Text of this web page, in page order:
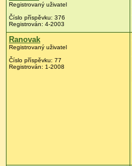
Registrovaný uživatel
Číslo příspěvku: 376
Registrován: 4-2003
Ranovak
Registrovaný uživatel
Číslo příspěvku: 77
Registrován: 1-2008